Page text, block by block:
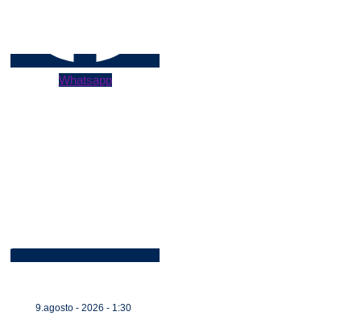
Whatsapp
9.agosto - 2026 - 1:30